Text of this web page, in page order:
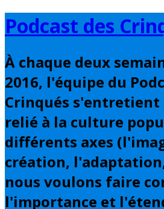
Basculer
vers
contenu
Podcast des
À chaque deux
2016, l'équipe du
Crinqués
relié à la culture
différents axes
création,
nous voulons faire
l'importance et